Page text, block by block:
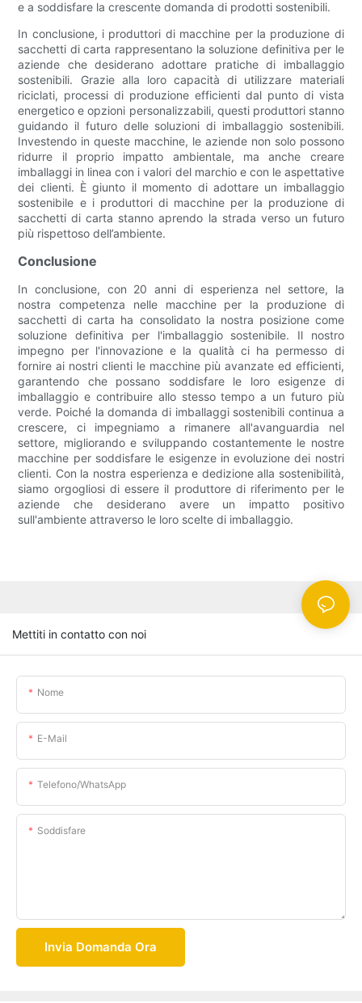
e a soddisfare la crescente domanda di prodotti sostenibili.
In conclusione, i produttori di macchine per la produzione di
sacchetti di carta rappresentano la soluzione definitiva per le
aziende che desiderano adottare pratiche di imballaggio
sostenibili. Grazie alla loro capacità di utilizzare materiali
riciclati, processi di produzione efficienti dal punto di vista
energetico e opzioni personalizzabili, questi produttori stanno
guidando il futuro delle soluzioni di imballaggio sostenibili.
Investendo in queste macchine, le aziende non solo possono
ridurre il proprio impatto ambientale, ma anche creare
imballaggi in linea con i valori del marchio e con le aspettative
dei clienti. È giunto il momento di adottare un imballaggio
sostenibile e i produttori di macchine per la produzione di
sacchetti di carta stanno aprendo la strada verso un futuro
più rispettoso dell’ambiente.
Conclusione
In conclusione, con 20 anni di esperienza nel settore, la
nostra competenza nelle macchine per la produzione di
sacchetti di carta ha consolidato la nostra posizione come
soluzione definitiva per l'imballaggio sostenibile. Il nostro
impegno per l'innovazione e la qualità ci ha permesso di
fornire ai nostri clienti le macchine più avanzate ed efficienti,
garantendo che possano soddisfare le loro esigenze di
imballaggio e contribuire allo stesso tempo a un futuro più
verde. Poiché la domanda di imballaggi sostenibili continua a
crescere, ci impegniamo a rimanere all'avanguardia nel
settore, migliorando e sviluppando costantemente le nostre
macchine per soddisfare le esigenze in evoluzione dei nostri
clienti. Con la nostra esperienza e dedizione alla sostenibilità,
siamo orgogliosi di essere il produttore di riferimento per le
aziende che desiderano avere un impatto positivo
sull'ambiente attraverso le loro scelte di imballaggio.
Mettiti in contatto con noi
Nome
E-Mail
Telefono/WhatsApp
Soddisfare
Invia Domanda Ora